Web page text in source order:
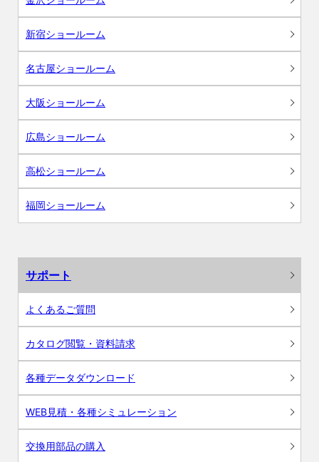
新宿ショールーム
名古屋ショールーム
大阪ショールーム
広島ショールーム
高松ショールーム
福岡ショールーム
サポート
よくあるご質問
カタログ閲覧・資料請求
各種データダウンロード
WEB見積・各種シミュレーション
交換用部品の購入